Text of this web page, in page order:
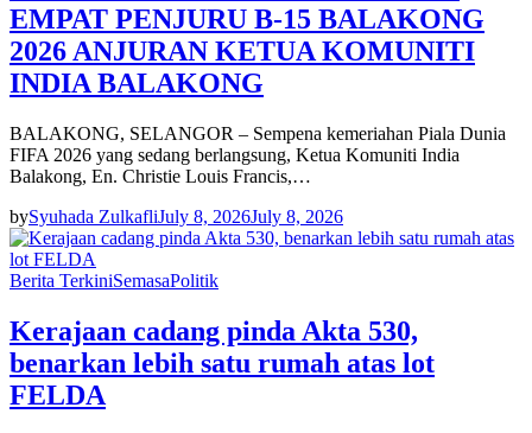
EMPAT PENJURU B-15 BALAKONG
2026 ANJURAN KETUA KOMUNITI
INDIA BALAKONG
BALAKONG, SELANGOR – Sempena kemeriahan Piala Dunia
FIFA 2026 yang sedang berlangsung, Ketua Komuniti India
Balakong, En. Christie Louis Francis,…
bySyuhada ZulkafliJuly 8, 2026July 8, 2026
Berita TerkiniSemasaPolitik
Kerajaan cadang pinda Akta 530,
benarkan lebih satu rumah atas lot
FELDA